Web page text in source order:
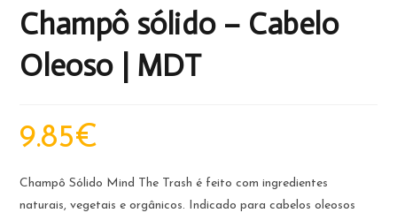
Champô sólido – Cabelo
Oleoso | MDT
9.85€
Champô Sólido Mind The Trash é feito com ingredientes
naturais, vegetais e orgânicos. Indicado para cabelos oleosos